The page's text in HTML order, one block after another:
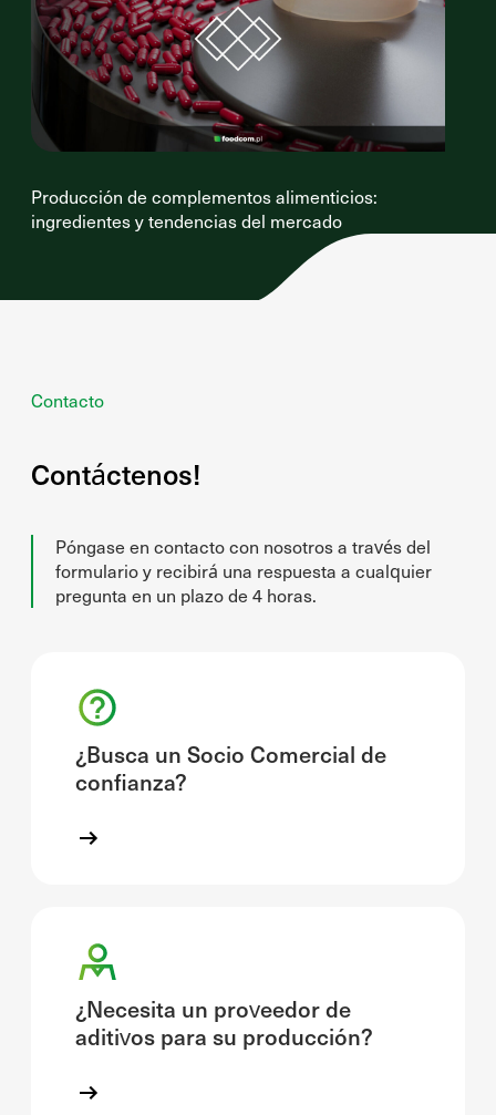
Producción de complementos alimenticios:
ingredientes y tendencias del mercado
Contacto
Contáctenos!
Póngase en contacto con nosotros a través del
formulario y recibirá una respuesta a cualquier
pregunta en un plazo de 4 horas.
¿Busca un Socio Comercial de
confianza?
¿Necesita un proveedor de
aditivos para su producción?